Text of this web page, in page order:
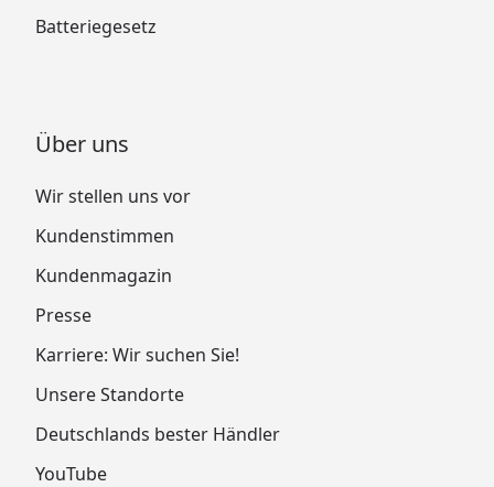
Batteriegesetz
Über uns
Wir stellen uns vor
Kundenstimmen
Kundenmagazin
Presse
Karriere: Wir suchen Sie!
Unsere Standorte
Deutschlands bester Händler
YouTube